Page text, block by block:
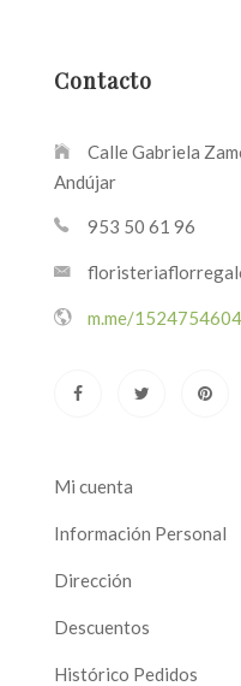
Contacto
Calle Gabriela
Andújar
953 50 61 96
m.me/
Mi cuenta
Información Personal
Dirección
Descuentos
Histórico Pedidos